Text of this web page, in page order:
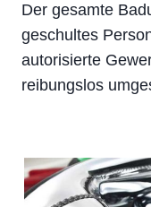
Der gesamte
geschultes
autorisierte
reibungslos